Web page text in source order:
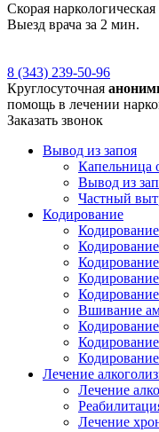
Скорая
Выезд врача за 2 мин.
8 (343) 239-50-96
Круглосуточная
помощь в лечении
Заказать звонок
Вывод из запоя
Капельница
Вывод из
Частный
Кодирование
Вшивание
Лечение
Лечение
Лечение